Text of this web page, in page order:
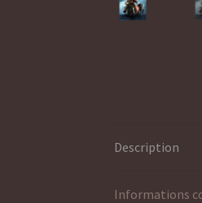
Description
Informations